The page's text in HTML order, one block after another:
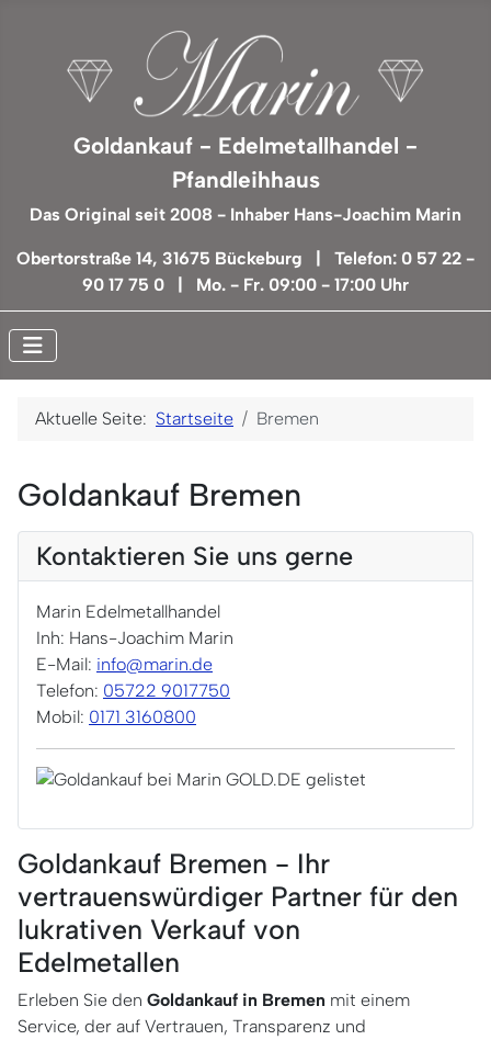
Goldankauf - Edelmetallhandel -
Pfandleihhaus
Das Original seit 2008 - Inhaber Hans-Joachim Marin
Obertorstraße 14, 31675 Bückeburg | Telefon: 0 57 22 -
90 17 75 0 | Mo. - Fr. 09:00 - 17:00 Uhr
Aktuelle Seite: Startseite Bremen
Goldankauf Bremen
Kontaktieren Sie uns gerne
Marin Edelmetallhandel
Inh: Hans-Joachim Marin
E-Mail: info@marin.de
Telefon: 05722 9017750
Mobil: 0171 3160800
Goldankauf Bremen - Ihr
vertrauenswürdiger Partner für den
lukrativen Verkauf von
Edelmetallen
Erleben Sie den Goldankauf in Bremen mit einem
Service, der auf Vertrauen, Transparenz und